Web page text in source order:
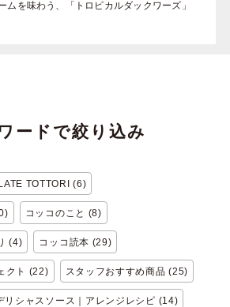
ムを味わう、「トロピカルダックワーズ」
ードで絞り込み
TOTTORI (6)
コッコのこと (8)
(4) コッコ読本 (29)
クト (22) スタッフおすすめ商品 (25)
リシャスソース｜アレンジレシピ (14)